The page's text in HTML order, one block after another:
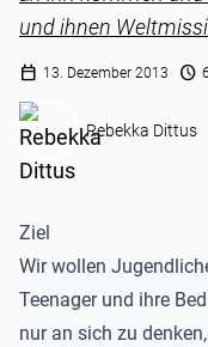
und ihnen
calendar_today 13. Dezember 2013 schedule
Rebekka Dittus
Ziel
Wir wollen
Teenager und ihre
nur an sich zu